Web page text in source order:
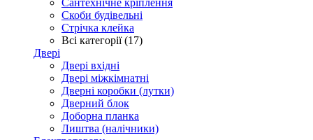
Сантехнічне кріплення
Скоби будівельні
Стрічка клейка
Всі категорії (17)
Двері
Двері вхідні
Двері міжкімнатні
Дверні коробки (лутки)
Дверний блок
Доборна планка
Лиштва (налічники)